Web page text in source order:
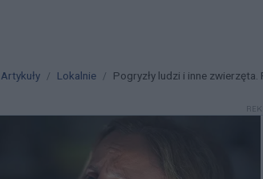
główna
Artykuły Lokalnie Pogryzły ludzi i inne